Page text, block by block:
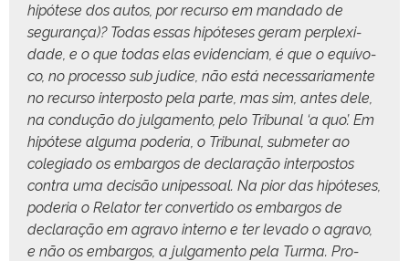
hipótese dos autos, por recur­so em man­da­do de
segu­rança)? Todas essas hipóte­ses ger­am per­plex­i­
dade, e o que todas elas evi­den­ci­am, é que o equívo­
co, no proces­so sub judice, não está nec­es­sari­a­mente
no recur­so inter­pos­to pela parte, mas sim, antes dele,
na con­dução do jul­ga­men­to, pelo Tri­bunal ‘a quo’. Em
hipótese algu­ma pode­ria, o Tri­bunal, sub­me­ter ao
cole­gia­do os embar­gos de declar­ação inter­pos­tos
con­tra uma decisão unipes­soal. Na pior das hipóte­ses,
pode­ria o Rela­tor ter con­ver­tido os embar­gos de
declar­ação em agra­vo inter­no e ter lev­a­do o agra­vo,
e não os embar­gos, a jul­ga­men­to pela Tur­ma. Pro­